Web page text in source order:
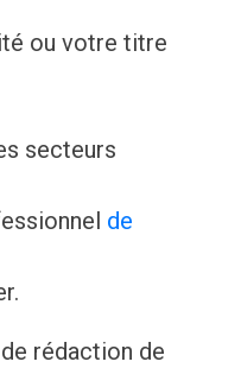
ou votre titre
secteurs
de
rédaction de